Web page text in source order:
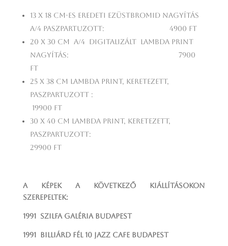
13 x 18 cm-es eredeti ezüstbromid nagyítás
A/4 paszpartuzott: 4900 Ft
20 x 30 cm A/4 digitalizált lambda print
nagyítás: 7900
Ft
25 x 38 cm lambda print, keretezett,
paszpartuzott :
19900 Ft
30 x 40 cm lambda print, keretezett,
paszpartuzott:
29900 Ft
A képek a következő kiállításokon
szerepeltek:
1991 Szilfa Galéria Budapest
1991 Billiárd Fél 10 Jazz Cafe Budapest